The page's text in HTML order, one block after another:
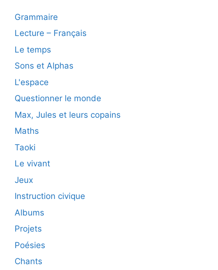
Grammaire
Lecture – Français
Le temps
Sons et Alphas
L'espace
Questionner le monde
Max, Jules et leurs copains
Maths
Taoki
Le vivant
Jeux
Instruction civique
Albums
Projets
Poésies
Chants